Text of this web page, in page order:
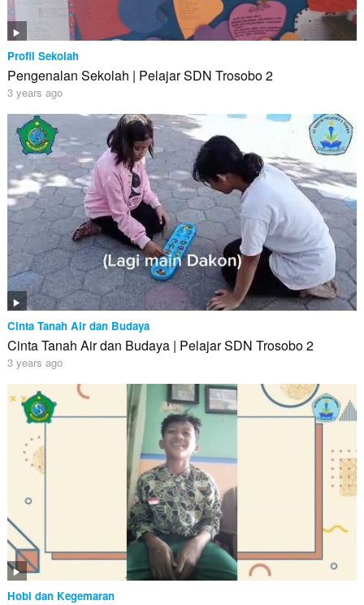
Profil Sekolah
Pengenalan Sekolah | Pelajar SDN Trosobo 2
3 years ago
Cinta Tanah Air dan Budaya
Cinta Tanah Air dan Budaya | Pelajar SDN Trosobo 2
3 years ago
Hobi dan Kegemaran